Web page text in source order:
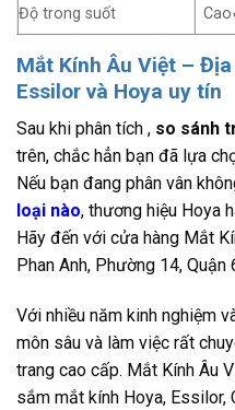
Độ trong suốt
Mắt Kính Âu Việt –
Essilor và Hoya uy tín
Sau khi phân tích , so sánh
trên, chắc hẳn bạn đã lựa
Nếu bạn đang phân vân
loại nào, thương hiệu Hoya
Hãy đến với cửa hàng Mắt
Phan Anh, Phường 14, Quận
Với nhiều năm kinh nghiệm
môn sâu và làm việc rất
trang cao cấp. Mắt Kính Âu
sắm mắt kính Hoya, Essilor,